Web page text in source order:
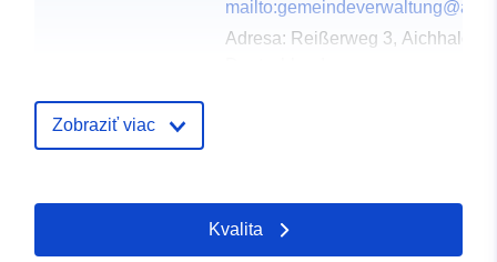
Adresa: Reißerweg 3,
Katalógový
Aktualizované na základe
25 July 2026
Zobraziť viac
Kvalita